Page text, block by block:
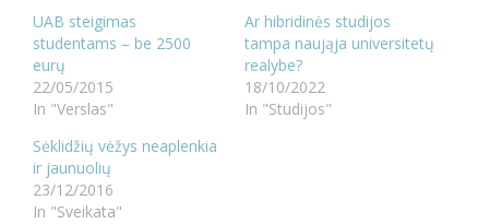
UAB steigimas
studentams – be 2500
eurų
22/05/2015
In "Verslas"
Ar hibridinės studijos
tampa naująja universitetų
realybe?
18/10/2022
In "Studijos"
Sėklidžių vėžys neaplenkia
ir jaunuolių
23/12/2016
In "Sveikata"